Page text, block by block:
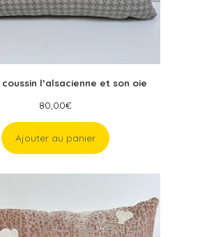
coussin l’alsacienne et son oie
80,00€
Ajouter au panier